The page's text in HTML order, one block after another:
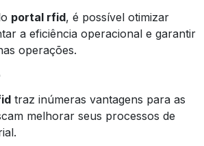
portal rfid, é possível otimizar
a eficiência operacional e garantir
operações.
traz inúmeras vantagens para as
melhorar seus processos de